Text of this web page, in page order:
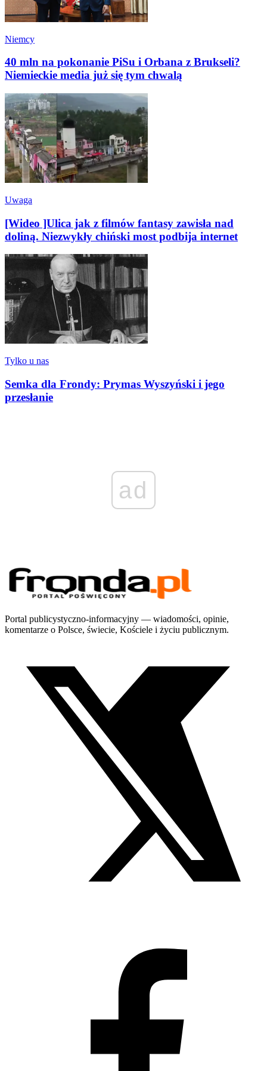
Niemcy
40 mln na pokonanie PiSu i Orbana z Brukseli?
Niemieckie media już się tym chwalą
Uwaga
[Wideo ]Ulica jak z filmów fantasy zawisła nad
doliną. Niezwykły chiński most podbija internet
Tylko u nas
Semka dla Frondy: Prymas Wyszyński i jego
przesłanie
ad
Portal publicystyczno-informacyjny — wiadomości, opinie,
komentarze o Polsce, świecie, Kościele i życiu publicznym.